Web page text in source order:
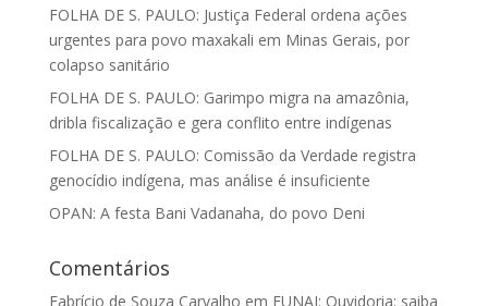
FOLHA DE S. PAULO: Justiça Federal ordena ações
urgentes para povo maxakali em Minas Gerais, por
colapso sanitário
FOLHA DE S. PAULO: Garimpo migra na amazônia,
dribla fiscalização e gera conflito entre indígenas
FOLHA DE S. PAULO: Comissão da Verdade registra
genocídio indígena, mas análise é insuficiente
OPAN: A festa Bani Vadanaha, do povo Deni
Comentários
Fabrício de Souza Carvalho em FUNAI: Ouvidoria: saiba